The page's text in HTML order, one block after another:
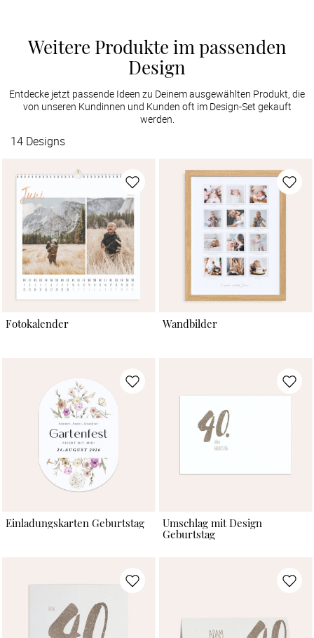
Weitere Produkte im passenden
Design
Entdecke jetzt passende Ideen zu Deinem ausgewählten Produkt, die
von unseren Kundinnen und Kunden oft im Design-Set gekauft
werden.
14 Designs
Fotokalender Wandbilder
Einladungskarten Geburtstag
Umschlag mit Design
Geburtstag